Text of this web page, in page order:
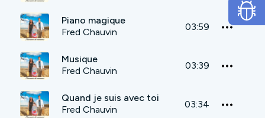
Piano magique
Fred Chauvin
03:59
Musique
Fred Chauvin
03:39
Quand je suis avec toi
Fred Chauvin
03:34